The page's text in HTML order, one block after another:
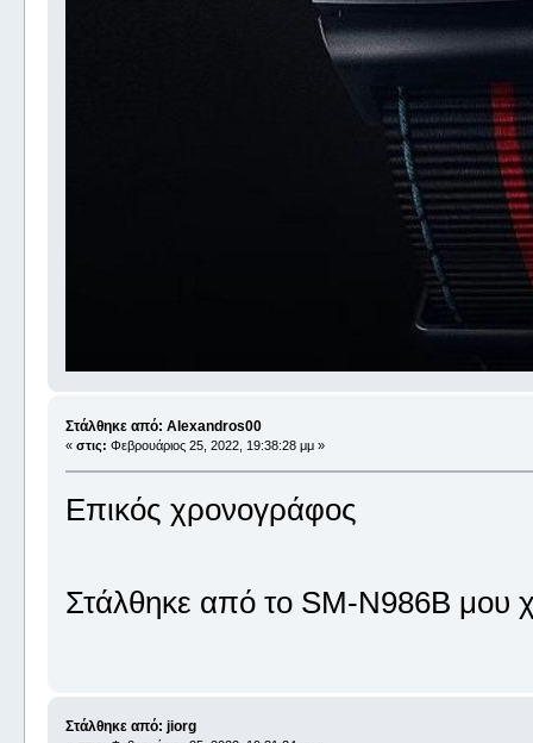
Στάλθηκε από: Alexandros00
« στις: Φεβρουάριος 25, 2022, 19:38:28 μμ »
Επικός χρονογράφος
Στάλθηκε από το SM-N986B μου
Στάλθηκε από: jiorg